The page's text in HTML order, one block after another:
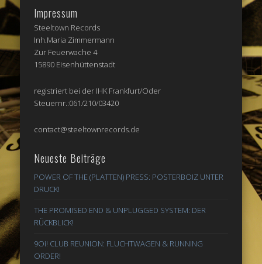
Impressum
Steeltown Records
Inh.Maria Zimmermann
Zur Feuerwache 4
15890 Eisenhüttenstadt
registriert bei der IHK Frankfurt/Oder
Steuernr.:061/210/03420
contact@steeltownrecords.de
Neueste Beiträge
POWER OF THE (PLATTEN) PRESS: POSTERBOIZ UNTER
DRUCK!
THE PROMISED END & UNPLUGGED SYSTEM: DER
RÜCKBLICK!
9Oi! CLUB REUNION: FLUCHTWAGEN & RUNNING
ORDER!